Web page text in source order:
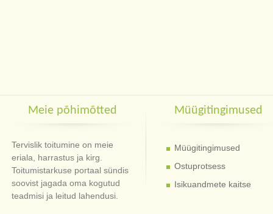
Meie põhimõtted
Tervislik toitumine on meie
eriala, harrastus ja kirg.
Toitumistarkuse portaal sündis
soovist jagada oma kogutud
teadmisi ja leitud lahendusi.
Müügitingimused
Müügitingimused
Ostuprotsess
Isikuandmete kaitse